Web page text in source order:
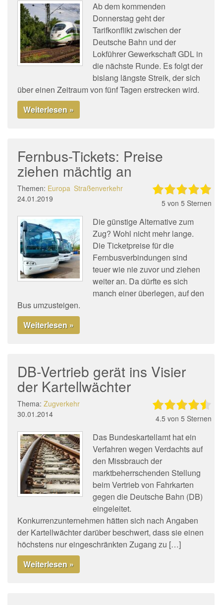
Ab dem kommenden
Donnerstag geht der
Tarifkonflikt zwischen der
Deutsche Bahn und der
Lokführer Gewerkschaft GDL in
die nächste Runde. Es folgt der
bislang längste Streik, der sich
über einen Zeitraum von fünf Tagen erstrecken wird.
Weiterlesen »
Fernbus-Tickets: Preise
ziehen mächtig an
Themen: Europa Straßenverkehr
24.01.2019
5 von 5 Sternen
Die günstige Alternative zum
Zug? Wohl nicht mehr lange.
Die Ticketpreise für die
Fernbusverbindungen sind
teuer wie nie zuvor und ziehen
weiter an. Da dürfte es sich
manch einer überlegen, auf den
Bus umzusteigen.
Weiterlesen »
DB-Vertrieb gerät ins Visier
der Kartellwächter
Thema: Zugverkehr
30.01.2014
4.5 von 5 Sternen
Das Bundeskartellamt hat ein
Verfahren wegen Verdachts auf
den Missbrauch der
marktbeherrschenden Stellung
beim Vertrieb von Fahrkarten
gegen die Deutsche Bahn (DB)
eingeleitet.
Konkurrenzunternehmen hätten sich nach Angaben
der Kartellwächter darüber beschwert, dass sie einen
höchstens nur eingeschränkten Zugang zu […]
Weiterlesen »